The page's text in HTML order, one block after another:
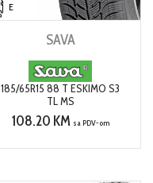
E
SAVA
185/65R15 88 T ESKIMO S3
TL MS
108.20 KM sa PDV-om